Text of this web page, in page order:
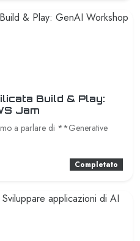
Build & Play:
Jam
a parlare di **Generative
Completato